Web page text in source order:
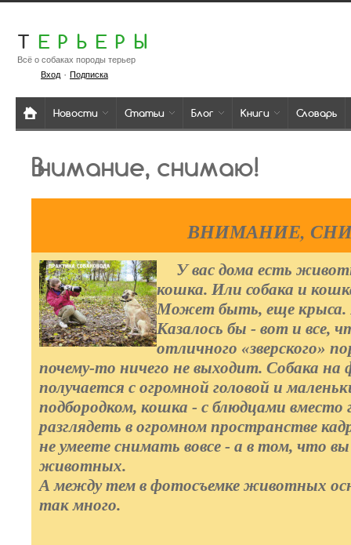
Т ЕРЬЕРЫ
Всё о собаках породы терьер
Вход· Подписка
Новости Статьи Блог Книги Словарь
Внимание, снимаю!
ВНИМАНИЕ,
У вас дома есть
кошка. Или собака и
Может быть, еще
Казалось бы - вот и все,
отличного «зверского»
почему-то ничего не выходит. Собака
получается с огромной головой и
подбородком, кошка - с блюдцами вместо
разглядеть в огромном пространстве
не умеете снимать вовсе - а в том, что
животных.
А между тем в фотосъемке животных
так много.